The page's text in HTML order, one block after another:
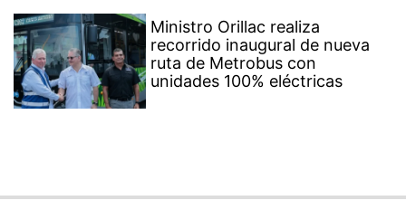
Ministro Orillac realiza
recorrido inaugural de nueva
ruta de Metrobus con
unidades 100% eléctricas